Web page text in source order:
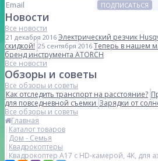
ПОДПИСАТЬСЯ
Новости
Все новости
21 декабря 2016 Электрический резчик
скидкой! 25 сентября 2016 Теперь в нашем
бренд инструмента ATORCH
Все новости
Обзоры и советы
Все обзоры и советы
Как отследить транспорт на расстояние?
для повседневной съемкиЗарядки от
Все обзоры и советы
Главная
Каталог товаров
Дом - Семья
Квадрокоптеры
Квадрокоптер A17 с HD-камерой, 4K, для